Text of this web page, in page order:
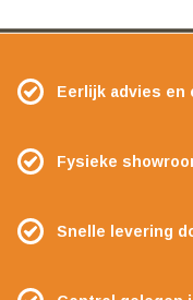
Eerlijk advies
Fysieke
Snelle levering